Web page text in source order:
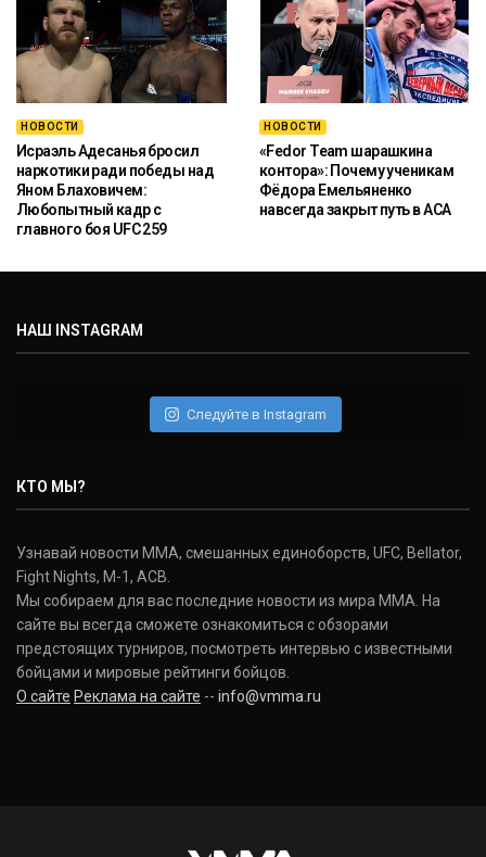
НОВОСТИ
Исраэль Адесанья бросил
наркотики ради победы над
Яном Блаховичем:
Любопытный кадр с
главного боя UFC 259
НОВОСТИ
«Fedor Team шарашкина
контора»: Почему ученикам
Фёдора Емельяненко
навсегда закрыт путь в ACA
НАШ INSTAGRAM
Следуйте в Instagram
КТО МЫ?
Узнавай новости ММА, смешанных единоборств, UFC, Bellator,
Fight Nights, M-1, ACB.
Мы собираем для вас последние новости из мира ММА. На
сайте вы всегда сможете ознакомиться с обзорами
предстоящих турниров, посмотреть интервью с известными
бойцами и мировые рейтинги бойцов.
О сайте Реклама на сайте -- info@vmma.ru